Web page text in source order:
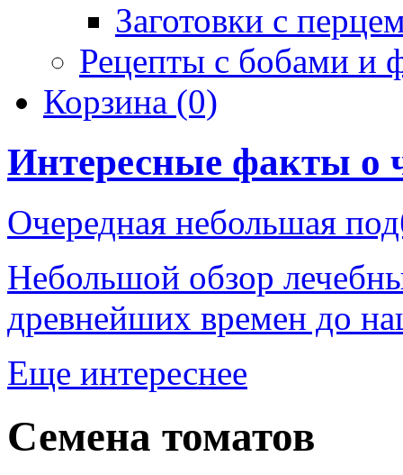
Заготовки с
Рецепты с бобами и
Корзина (0)
Интересные факты о
Очередная небольшая
Небольшой обзор
древнейших времен до
Еще интереснее
Семена томатов